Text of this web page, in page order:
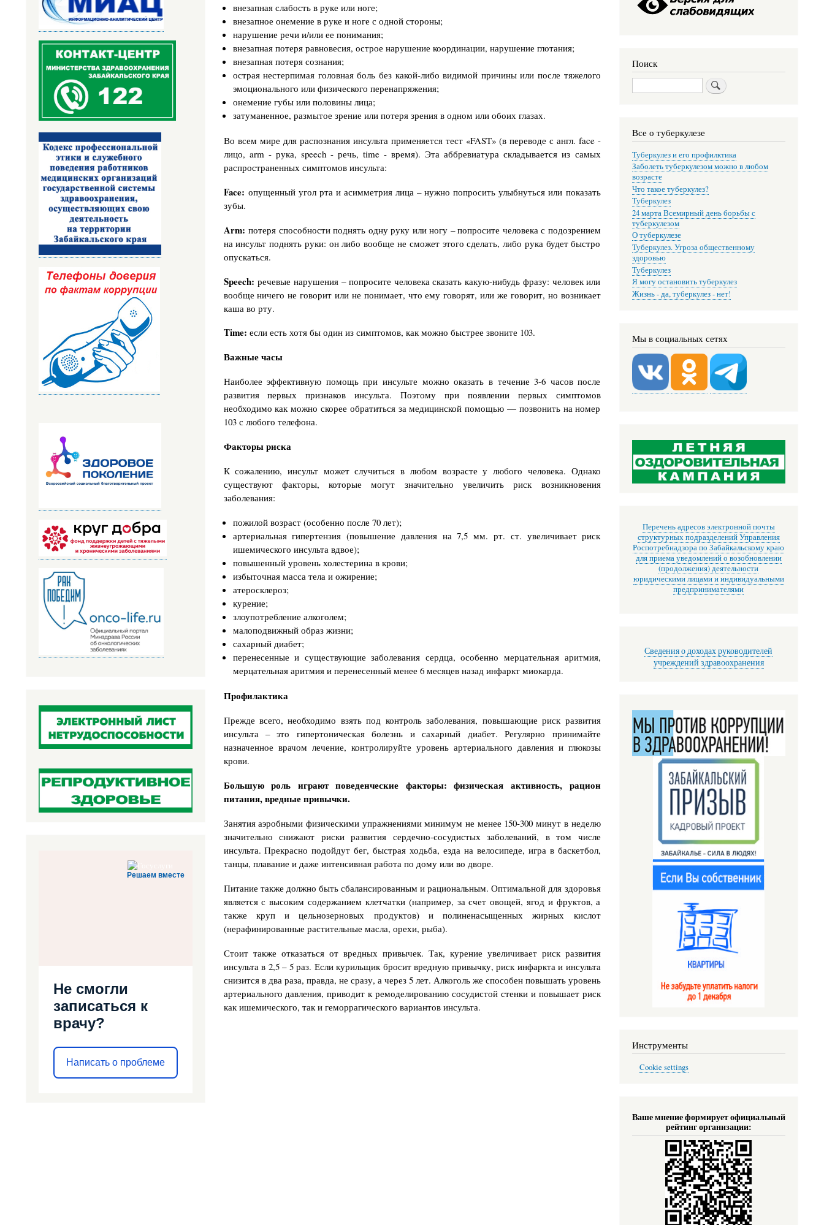
внезапная слабость в руке или ноге;
внезапное онемение в руке и ноге с одной стороны;
нарушение речи и/или ее понимания;
внезапная потеря равновесия, острое нарушение координации, нарушение глотания;
внезапная потеря сознания;
острая нестерпимая головная боль без какой-либо видимой причины или после тяжелого
эмоционального или физического перенапряжения;
онемение губы или половины лица;
затуманенное, размытое зрение или потеря зрения в одном или обоих глазах.
Во всем мире для распознания инсульта применяется тест «FAST» (в переводе с англ. face -
лицо, arm - рука, speech - речь, time - время). Эта аббревиатура складывается из самых
распространенных симптомов инсульта:
Face: опущенный угол рта и асимметрия лица – нужно попросить улыбнуться или показать
зубы.
Arm: потеря способности поднять одну руку или ногу – попросите человека с подозрением
на инсульт поднять руки: он либо вообще не сможет этого сделать, либо рука будет быстро
опускаться.
Speech: речевые нарушения – попросите человека сказать какую-нибудь фразу: человек или
вообще ничего не говорит или не понимает, что ему говорят, или же говорит, но возникает
каша во рту.
Time: если есть хотя бы один из симптомов, как можно быстрее звоните 103.
Важные часы
Наиболее эффективную помощь при инсульте можно оказать в течение 3-6 часов после
развития первых признаков инсульта. Поэтому при появлении первых симптомов
необходимо как можно скорее обратиться за медицинской помощью — позвонить на номер
103 с любого телефона.
Факторы риска
К сожалению, инсульт может случиться в любом возрасте у любого человека. Однако
существуют факторы, которые могут значительно увеличить риск возникновения
заболевания:
пожилой возраст (особенно после 70 лет);
артериальная гипертензия (повышение давления на 7,5 мм. рт. ст. увеличивает риск
ишемического инсульта вдвое);
повышенный уровень холестерина в крови;
избыточная масса тела и ожирение;
атеросклероз;
курение;
злоупотребление алкоголем;
малоподвижный образ жизни;
сахарный диабет;
перенесенные и существующие заболевания сердца, особенно мерцательная аритмия,
мерцательная аритмия и перенесенный менее 6 месяцев назад инфаркт миокарда.
Профилактика
Прежде всего, необходимо взять под контроль заболевания, повышающие риск развития
инсульта – это гипертоническая болезнь и сахарный диабет. Регулярно принимайте
назначенное врачом лечение, контролируйте уровень артериального давления и глюкозы
крови.
Большую роль играют поведенческие факторы: физическая активность, рацион
питания, вредные привычки.
Занятия аэробными физическими упражнениями минимум не менее 150‑300 минут в неделю
значительно снижают риски развития сердечно-сосудистых заболеваний, в том числе
инсульта. Прекрасно подойдут бег, быстрая ходьба, езда на велосипеде, игра в баскетбол,
танцы, плавание и даже интенсивная работа по дому или во дворе.
Питание также должно быть сбалансированным и рациональным. Оптимальной для здоровья
является с высоким содержанием клетчатки (например, за счет овощей, ягод и фруктов, а
также круп и цельнозерновых продуктов) и полиненасыщенных жирных кислот
(нерафинированные растительные масла, орехи, рыба).
Стоит также отказаться от вредных привычек. Так, курение увеличивает риск развития
инсульта в 2,5 – 5 раз. Если курильщик бросит вредную привычку, риск инфаркта и инсульта
снизится в два раза, правда, не сразу, а через 5 лет. Алкоголь же способен повышать уровень
артериального давления, приводит к ремоделированию сосудистой стенки и повышает риск
как ишемического, так и геморрагического вариантов инсульта.
Решаем вместе
Не смогли
записаться к
врачу?
Написать о проблеме
Поиск
Поиск
Все о туберкулезе
Туберкулез и его профилктика
Заболеть туберкулезом можно в любом
возрасте
Что такое туберкулез?
Туберкулез
24 марта Всемирный день борьбы с
туберкулезом
О туберкулезе
Туберкулез. Угроза общественному
здоровью
Туберкулез
Я могу остановить туберкулез
Жизнь - да, туберкулез - нет!
Мы в социальных сетях
Перечень адресов электронной почты
структурных подразделений Управления
Роспотребнадзора по Забайкальскому краю
для приема уведомлений о возобновлении
(продолжения) деятельности
юридическими лицами и индивидуальными
предпринимателями
Сведения о доходах руководителей
учреждений здравоохранения
Инструменты
Cookie settings
Ваше мнение формирует официальный
рейтинг организации: